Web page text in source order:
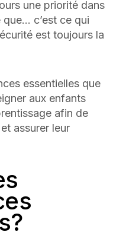
une priorité dans
c’est ce qui
est toujours la
essentielles que
aux enfants
afin de
assurer leur